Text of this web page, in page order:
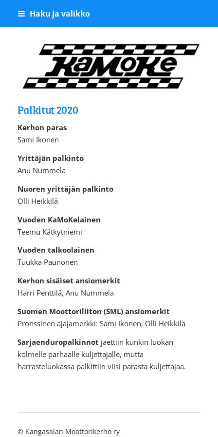
Siirry
Haku ja valikko
Kangasalan
Palkitut 2020
Kerhon paras
Sami Ikonen
Yrittäjän palkinto
Anu Nummela
Nuoren yrittäjän palkinto
Olli Heikkilä
Vuoden KaMoKelainen
Teemu Kätkytniemi
Vuoden talkoolainen
Tuukka Paunonen
Kerhon sisäiset ansiomerkit
Harri Penttilä, Anu Nummela
Suomen Moottoriliiton (SML) ansiomerkit
Pronssinen ajajamerkki: Sami Ikonen, Olli Heikkilä
Sarjaenduropalkinnot jaettiin kunkin luokan
kolmelle parhaalle kuljettajalle, mutta
harrasteluokassa palkittiin viisi parasta kuljettajaa.
© Kangasalan Moottorikerho ry